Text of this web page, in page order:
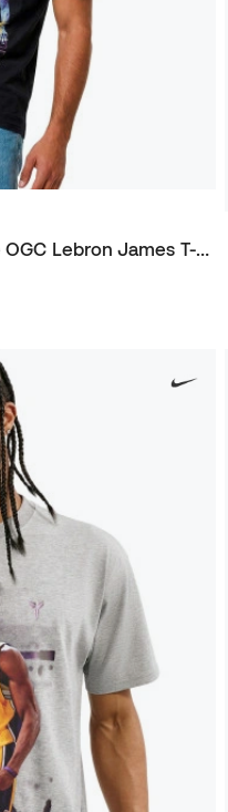
Los Angeles Lakers Courtside OGC Lebron James T-Shirt